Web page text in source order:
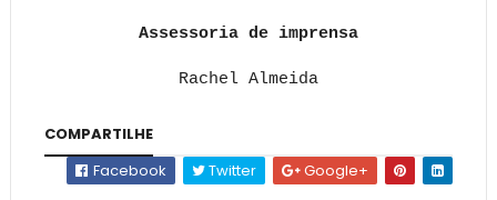
Assessoria de imprensa
Rachel Almeida
COMPARTILHE
Facebook
Twitter Google+